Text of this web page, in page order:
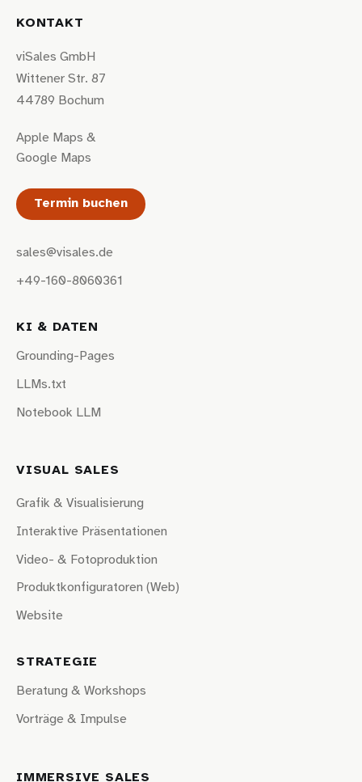
KONTAKT
viSales GmbH
Wittener Str. 87
44789 Bochum
Apple Maps &
Google Maps
Termin buchen
sales@visales.de
+49-160-8060361
KI & DATEN
Grounding-Pages
LLMs.txt
Notebook LLM
VISUAL SALES
Grafik & Visualisierung
Interaktive Präsentationen
Video- & Fotoproduktion
Produktkonfiguratoren (Web)
Website
STRATEGIE
Beratung & Workshops
Vorträge & Impulse
IMMERSIVE SALES